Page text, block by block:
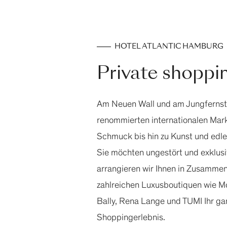
HOTEL ATLANTIC HAMBURG
Private
Am Neuen Wall und am
renommierten internationalen
Schmuck bis hin zu Kunst und
Sie möchten ungestört und
arrangieren wir Ihnen in
zahlreichen Luxusboutiquen wie
Bally, Rena Lange und TUMI Ihr
Shoppingerlebnis.